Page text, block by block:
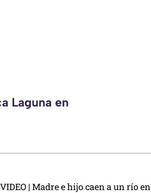
Laguna en
VIDEO | Madre e hijo caen a un río en